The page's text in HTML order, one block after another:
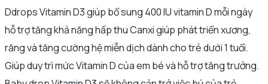
Ddrops Vitamin D3 giúp bổ sung 400 IU vitamin D mỗi ngày
hỗ trợ tăng khả năng hấp thu Canxi giúp phát triển xương,
răng và tăng cường hệ miễn dịch dành cho trẻ dưới 1 tuổi.
Giúp duy trì mức Vitamin D của em bé và hỗ trợ tăng trưởng.